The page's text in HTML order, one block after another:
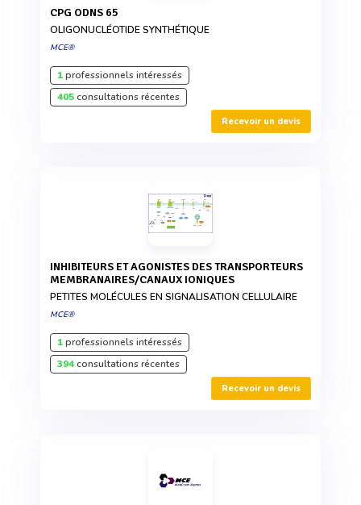
CPG ODNS 65
OLIGONUCLÉOTIDE SYNTHÉTIQUE
MCE®
1professionnels intéressés
405consultations récentes
Recevoir un devis
INHIBITEURS ET AGONISTES DES TRANSPORTEURS
MEMBRANAIRES/CANAUX IONIQUES
PETITES MOLÉCULES EN SIGNALISATION CELLULAIRE
MCE®
1professionnels intéressés
394consultations récentes
Recevoir un devis